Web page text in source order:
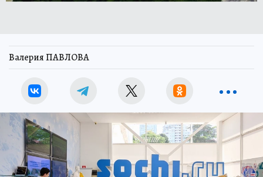
Валерия ПАВЛОВА